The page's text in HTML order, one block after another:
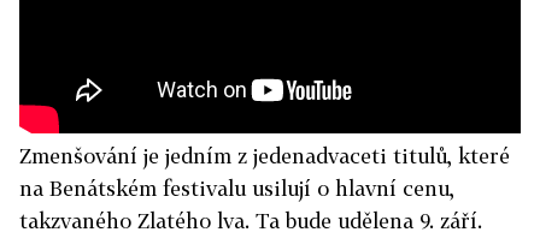
Zmenšování je jedním z jedenadvaceti titulů, které
na Benátském festivalu usilují o hlavní cenu,
takzvaného Zlatého lva. Ta bude udělena 9. září.